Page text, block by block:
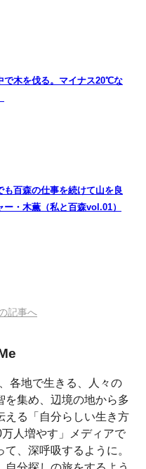
で木を伐る。マイナス20℃な
も百森の仕事を続けて山を良
・木薫（私と百森vol.01）
記事へ
各地で生きる、人々の
を集め、辺境の地から多
える「自分らしい生き方
人増やす」メディアで
、深呼吸するように。